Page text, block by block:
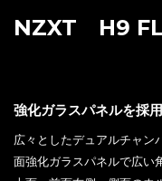
NZXT H9
強化ガラスパネルを採
広々としたデュアルチャン
面強化ガラスパネルで広い